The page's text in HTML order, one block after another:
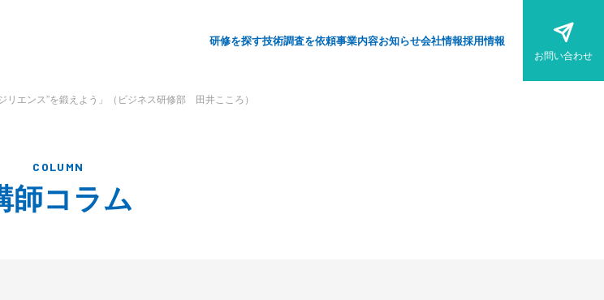
お問い合わせ
サ
ト
研修を探す技術調査を依頼事業内容お知らせ会社情報採用情報
リエンス”を鍛えよう」（ビジネス研修部 田井こころ）
COLUMN
師コラム